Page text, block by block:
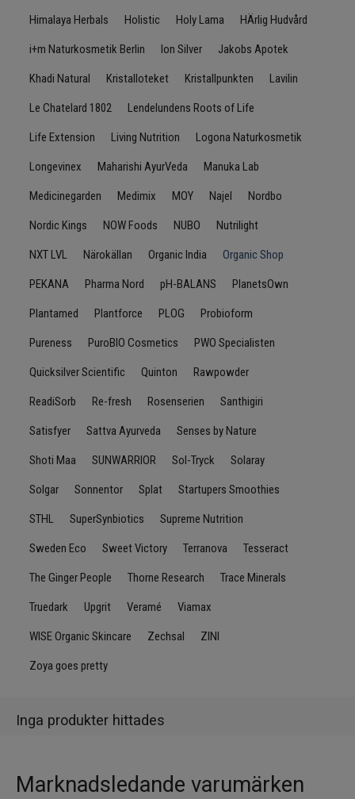
Himalaya Herbals Holistic Holy Lama HÄrlig Hudvård
i+m Naturkosmetik Berlin Ion Silver Jakobs Apotek
Khadi Natural Kristalloteket Kristallpunkten Lavilin
Le Chatelard 1802 Lendelundens Roots of Life
Life Extension Living Nutrition Logona Naturkosmetik
Longevinex Maharishi AyurVeda Manuka Lab
Medicinegarden Medimix MOY Najel Nordbo
Nordic Kings NOW Foods NUBO Nutrilight
NXT LVL Närokällan Organic India Organic Shop
PEKANA Pharma Nord pH-BALANS PlanetsOwn
Plantamed Plantforce PLOG Probioform
Pureness PuroBIO Cosmetics PWO Specialisten
Quicksilver Scientific Quinton Rawpowder
ReadiSorb Re-fresh Rosenserien Santhigiri
Satisfyer Sattva Ayurveda Senses by Nature
Shoti Maa SUNWARRIOR Sol-Tryck Solaray
Solgar Sonnentor Splat Startupers Smoothies
STHL SuperSynbiotics Supreme Nutrition
Sweden Eco Sweet Victory Terranova Tesseract
The Ginger People Thorne Research Trace Minerals
Truedark Upgrit Veramé Viamax
WISE Organic Skincare Zechsal ZINI
Zoya goes pretty
Inga produkter hittades
Marknadsledande varumärken